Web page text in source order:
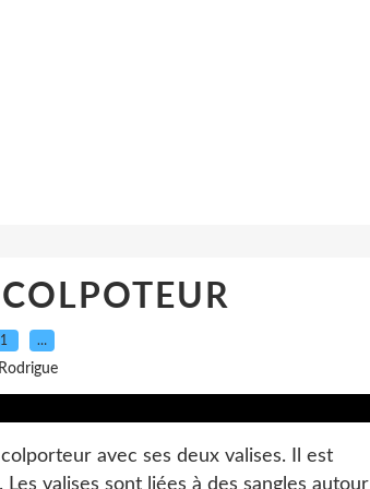
…
avec ses deux valises. Il est
valises sont liées à des sangles autour